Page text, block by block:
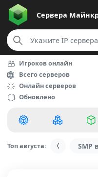
Сервера
Игроков онлайн
Всего серверов
Онлайн серверов
Обновлено
Топ августа: SMP